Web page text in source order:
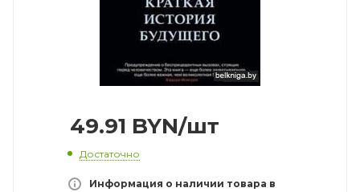
49.91 BYN/шт
Достаточно
Информация о наличии товара в